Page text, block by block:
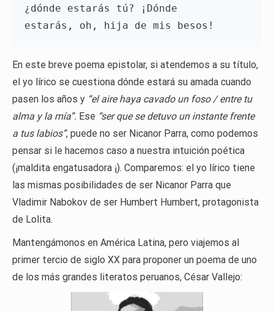
¿dónde estarás tú? ¡Dónde
En este breve poema epistolar, si atendemos a su título,
el yo lírico se cuestiona dónde estará su amada cuando
pasen los años y “el aire haya cavado un foso / entre tu
alma y la mía”. Ese “ser que se detuvo un instante frente
a tus labios”, puede no ser Nicanor Parra, como podemos
pensar si le hacemos caso a nuestra intuición poética
(¡maldita engatusadora ¡). Comparemos: el yo lírico tiene
las mismas posibilidades de ser Nicanor Parra que
Vladimir Nabokov de ser Humbert Humbert, protagonista
de Lolita.
Mantengámonos en América Latina, pero viajemos al
primer tercio de siglo XX para proponer un poema de uno
de los más grandes literatos peruanos, César Vallejo: